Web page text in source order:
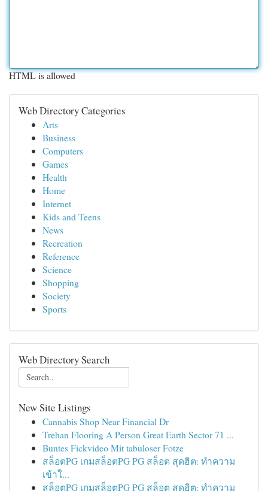
HTML is allowed
Web Directory Categories
Arts
Business
Computers
Games
Health
Home
Internet
Kids and Teens
News
Recreation
Reference
Science
Shopping
Society
Sports
Web Directory Search
New Site Listings
Cannabis Shop Near Financial Dr
Trehan Flooring A Person Great Earth Sector 71 ...
Buntes Fickvideo Mit tabuloser Fotze
สล็อตPG เกมสล็อตPG PG สล็อต สุดฮิต: ทำความ
เข้าใ...
สล็อตPG เกมสล็อตPG PG สล็อต สุดฮิต: ทำความ